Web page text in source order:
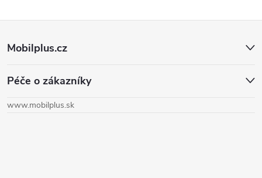
p
Mobilplus.cz
Péče o zákazníky
www.mobilplus.sk